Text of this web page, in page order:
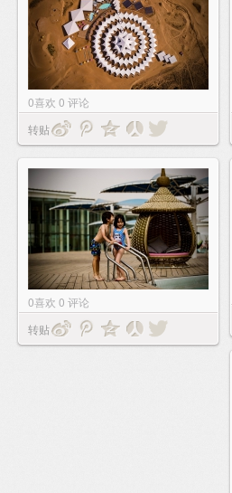
0喜欢 0 评论
转贴
0喜欢 0 评论
转贴